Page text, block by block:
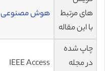
های مرتبط
با این مقاله
هوش مصنوعی
چاپ شده
در مجله
IEEE Access